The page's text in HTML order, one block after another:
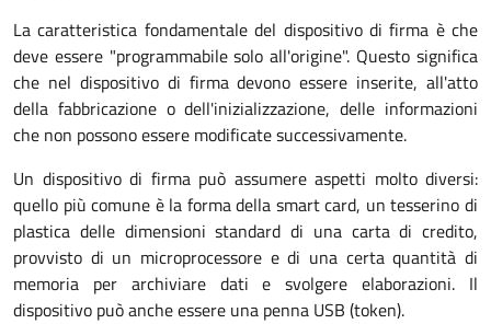
La caratteristica fondamentale del dispositivo di firma è che
deve essere "programmabile solo all'origine". Questo significa
che nel dispositivo di firma devono essere inserite, all'atto
della fabbricazione o dell'inizializzazione, delle informazioni
che non possono essere modificate successivamente.
Un dispositivo di firma può assumere aspetti molto diversi:
quello più comune è la forma della smart card, un tesserino di
plastica delle dimensioni standard di una carta di credito,
provvisto di un microprocessore e di una certa quantità di
memoria per archiviare dati e svolgere elaborazioni. Il
dispositivo può anche essere una penna USB (token).